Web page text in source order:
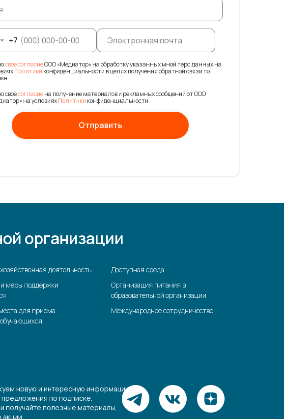
+7
свое согласиеООО «Медиатор» на обработку указанных мной перс.данных на
Политики конфиденциальности в целях получения обратной связи по
своесогласиена получение материалов и рекламных сообщений от ООО
на условияхПолитики конфиденциальности.
Отправить
организации
деятельность
меры поддержки
для приема
Доступная среда
Организация питания в
образовательной организации
Международное сотрудничество
новую и интересную информацию,
по подписке.
получайте полезные материалы,
акции